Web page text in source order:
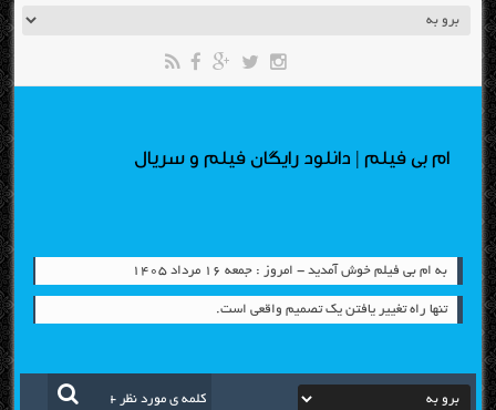
ام بی فیلم | دانلود رایگان فیلم و سریال
به ام بی فیلم خوش آمدید - امروز : جمعه ۱۶ مرداد ۱۴۰۵
تنها راه تغییر یافتن یک تصمیم واقعی است.